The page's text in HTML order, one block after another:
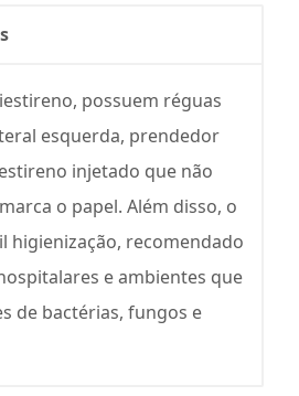
possuem réguas
esquerda, prendedor
injetado que não
o papel. Além disso, o
higienização, recomendado
e ambientes que
de bactérias, fungos e